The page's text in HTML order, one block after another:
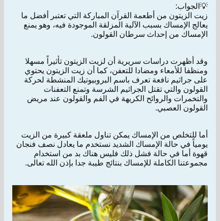
💡الجواب:
زيت الزيتون من أطعمة القرآن المباركة التي تعتبر أفضل ما
يعالج الإمساك بسبب الآلية المزلقة الموجودة فيه، وهو يمنع
الإمساك من إحداث سرطان القولون.
وقد أظهرت دراسات سريرية أن لزيت الزيتون تأثيراً مسهلا
ومنظفا للأمعاء ومضادا للتعفن، كما أن زيت الزيتون يحتوي
على جراثيم نافعة تعرف باسم البروبيوتيك المنشطة لحركة
القولون والتي تقتل الجراثيم الشرسة وتمنع التعفنات
والتخمرات والروائح الكريهة في الفم والقولون عند مريض
القولون العصبي.
أما للتخلص من الإمساك يمكن تناول ملعقة كبيرة من الزيت
يومياً في حالة الإمساك الشديد نستخدم ما يعادل نصف فنجان
قهوة أما في حالة فشل ذلك فليس هناك بد من استخدام
مجموعتنا الكاملة للإمساك بنتائج طيبة جدا بإذن الله تعالى.